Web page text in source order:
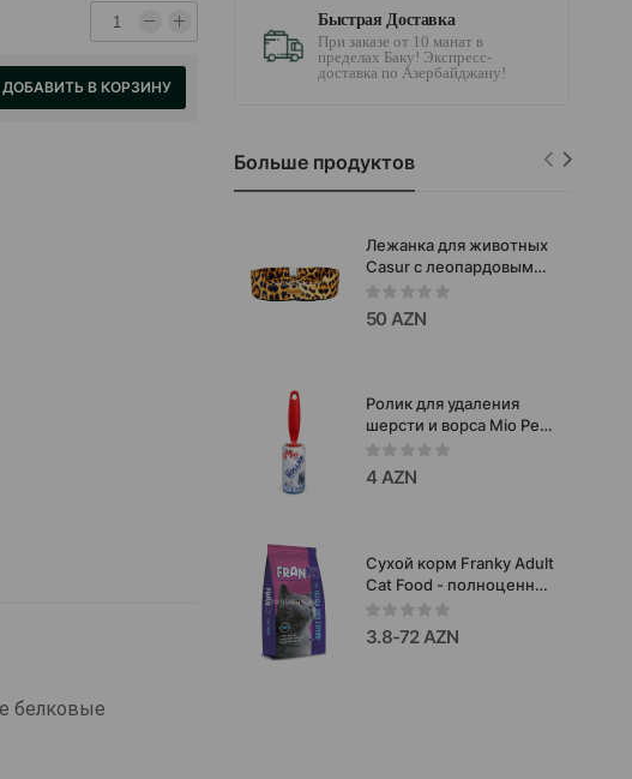
ДОБАВИТЬ В КОРЗИНУ
белковые
Быстрая Доставка
При заказе от 10 манат в
пределах Баку! Экспресс-
доставка по Азербайджану!
Больше продуктов
Лежанка для животных
Casur с леопардовым
принтом
55x41xh15см.#4020005
50 AZN
Ролик для удаления
шерсти и ворса Mio Pets
Lint Roller 65 листов.
4 AZN
Сухой корм Franky Adult
Cat Food - полноценный
рацион для взрослых
кошек, созданный для
ежедневного питания и
3.8-72 AZN